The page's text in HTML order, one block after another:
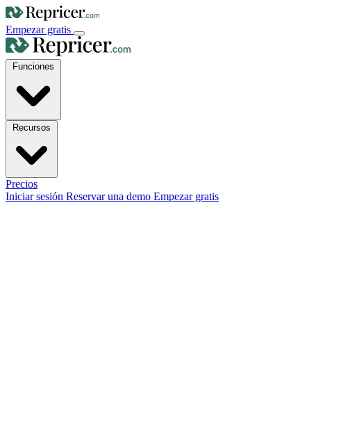
Empezar gratis
Precios
Iniciar sesión Reservar una demo Empezar gratis